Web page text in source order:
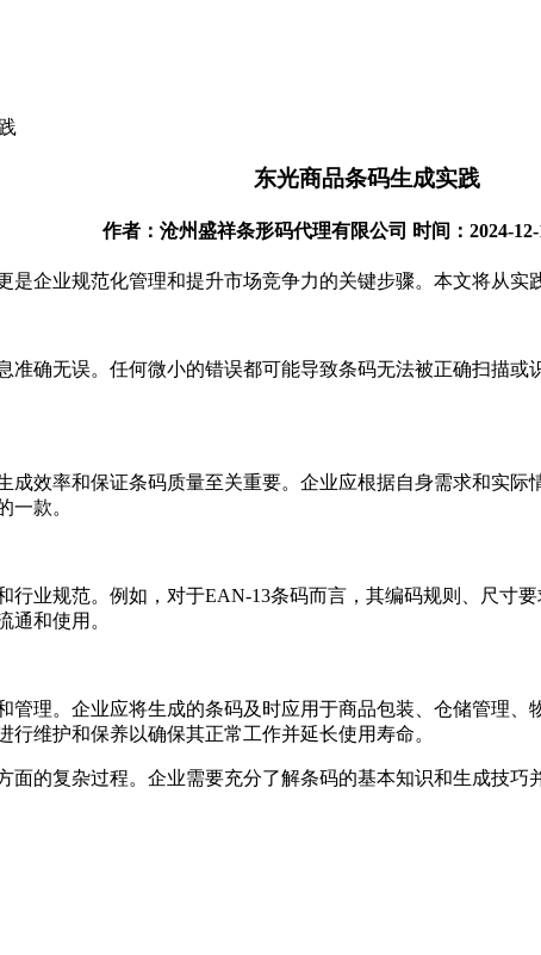
东光商品条码生成实践
作者：沧州盛祥条形码代理有限公司 时间：2024-12-
企业规范化管理和提升市场竞争力的关键步骤。本文将从实
准确无误。任何微小的错误都可能导致条码无法被正确扫描
成效率和保证条码质量至关重要。企业应根据自身需求和实
一款。
行业规范。例如，对于EAN-13条码而言，其编码规则、尺寸
通和使用。
理。企业应将生成的条码及时应用于商品包装、仓储管理
维护和保养以确保其正常工作并延长使用寿命。
面的复杂过程。企业需要充分了解条码的基本知识和生成技